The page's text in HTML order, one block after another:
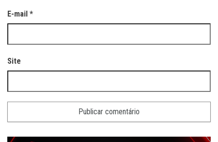
E-mail *
Site